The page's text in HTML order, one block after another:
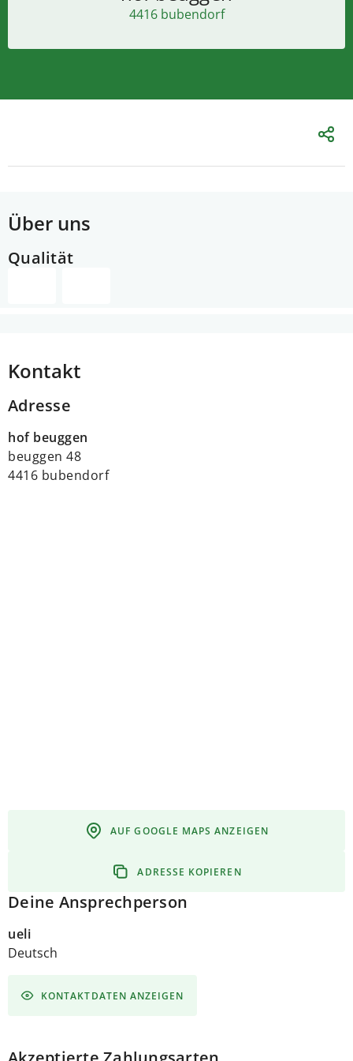
4416 bubendorf
Über uns
Qualität
Kontakt
Adresse
hof beuggen
beuggen 48
4416 bubendorf
AUF GOOGLE MAPS ANZEIGEN
ADRESSE KOPIEREN
Deine Ansprechperson
ueli
Deutsch
KONTAKTDATEN ANZEIGEN